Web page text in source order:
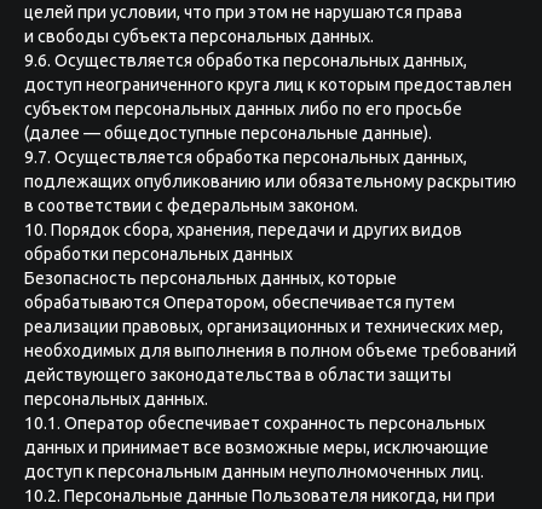
целей при условии, что при этом не нарушаются права
и свободы субъекта персональных данных.
9.6. Осуществляется обработка персональных данных,
доступ неограниченного круга лиц к которым предоставлен
субъектом персональных данных либо по его просьбе
(далее — общедоступные персональные данные).
9.7. Осуществляется обработка персональных данных,
подлежащих опубликованию или обязательному раскрытию
в соответствии с федеральным законом.
10. Порядок сбора, хранения, передачи и других видов
обработки персональных данных
Безопасность персональных данных, которые
обрабатываются Оператором, обеспечивается путем
реализации правовых, организационных и технических мер,
необходимых для выполнения в полном объеме требований
действующего законодательства в области защиты
персональных данных.
10.1. Оператор обеспечивает сохранность персональных
данных и принимает все возможные меры, исключающие
доступ к персональным данным неуполномоченных лиц.
10.2. Персональные данные Пользователя никогда, ни при